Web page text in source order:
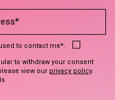
to contact me*.
to withdraw your consent
view our privacy policy.